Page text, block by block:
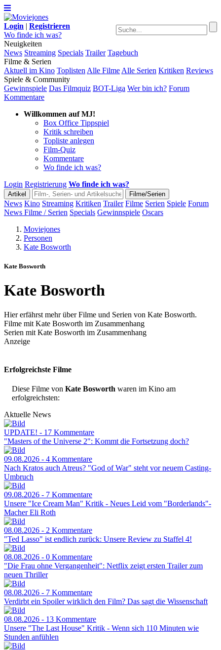
Login | Registrieren
Wo finde ich was?
Neuigkeiten
News Streaming Specials Trailer Tagebuch
Filme & Serien
Aktuell im Kino Toplisten Alle Filme Alle Serien Kritiken Reviews
Spiele & Community
Gewinnspiele Das Filmquiz BOT-Liga Wer bin ich? Forum
Kommentare
Willkommen auf MJ!
Box Office Tippspiel
Kritik schreiben
Topliste anlegen
Film-Quiz
Kommentare
Wo finde ich was?
Login Registrierung Wo finde ich was?
News Kino Streaming Kritiken Trailer Filme Serien Spiele Forum
News Filme / Serien Specials Gewinnspiele Oscars
Moviejones
Personen
Kate Bosworth
Kate Bosworth
Kate Bosworth
Hier erfährst mehr über Filme und Serien von Kate Bosworth.
Filme mit Kate Bosworth im Zusammenhang
Serien mit Kate Bosworth im Zusammenhang
Anzeige
Erfolgreichste Filme
Diese Filme von Kate Bosworth waren im Kino am
erfolgreichsten:
Aktuelle News
UPDATE! - 17 Kommentare
"Masters of the Universe 2": Kommt die Fortsetzung doch?
09.08.2026 - 4 Kommentare
Nach Kratos auch Atreus? "God of War" steht vor neuem Casting-
Umbruch
09.08.2026 - 7 Kommentare
Unsere "Ice Cream Man" Kritik - Neues Leid vom "Borderlands"-
Macher Eli Roth
08.08.2026 - 2 Kommentare
"Ted Lasso" ist endlich zurück: Unsere Review zu Staffel 4!
08.08.2026 - 0 Kommentare
"Die Frau ohne Vergangenheit": Netflix zeigt ersten Trailer zum
neuen Thriller
08.08.2026 - 7 Kommentare
Verdirbt ein Spoiler wirklich den Film? Das sagt die Wissenschaft
08.08.2026 - 13 Kommentare
Unsere "The Last House" Kritik - Wenn sich 110 Minuten wie
Stunden anfühlen